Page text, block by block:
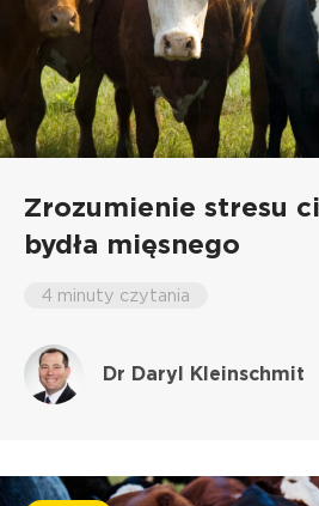
Zrozumienie stresu
bydła mięsnego
4 minuty czytania
Dr Daryl Kleinschmit